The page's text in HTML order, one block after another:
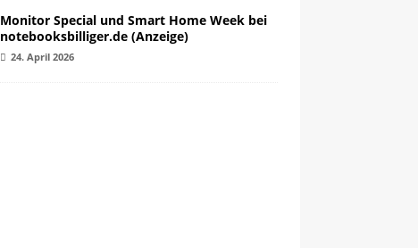
Monitor Special und Smart Home Week bei
notebooksbilliger.de (Anzeige)
24. April 2026